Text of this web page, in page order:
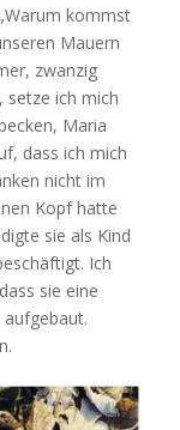
kommst
Mauern
zwanzig
setze ich mich
Maria
dass ich mich
nicht im
Kopf hatte
sie als Kind
Ich
sie eine